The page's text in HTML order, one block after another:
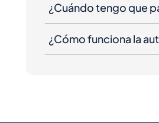
¿Cuándo tengo que
¿Cómo funciona la